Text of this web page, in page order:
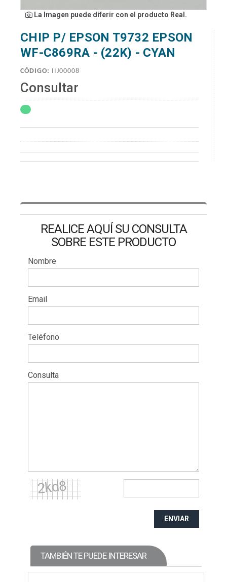
La Imagen puede diferir con el producto Real.
CHIP P/ EPSON T9732 EPSON
WF-C869RA - (22K) - CYAN
CÓDIGO: IIJ00008
Consultar
REALICE AQUÍ SU CONSULTA
SOBRE ESTE PRODUCTO
Nombre
Email
Teléfono
Consulta
ENVIAR
TAMBIÉN TE PUEDE INTERESAR